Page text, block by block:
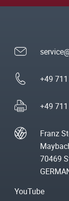
+49
+49
Franz
70469
YouTube